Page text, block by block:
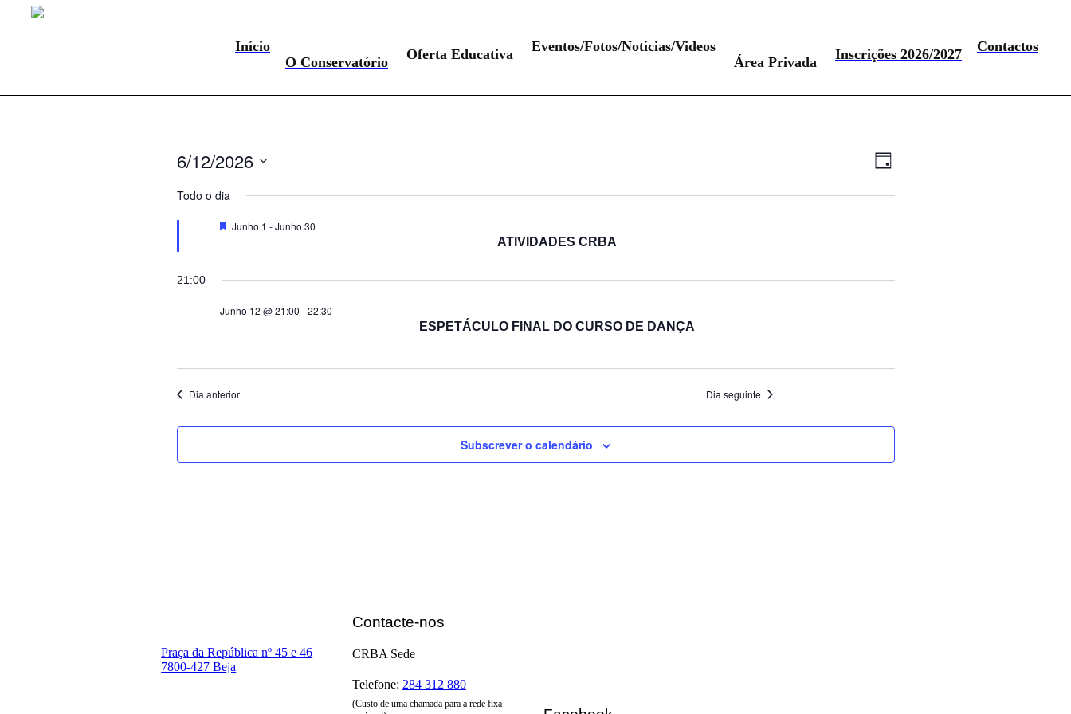
Início
O Conservatório
Oferta Educativa
Eventos/Fotos/Notícias/Videos
Área Privada
Inscrições 2026/2027 Contactos
Eventos
Junho
12,
2026
Navegação
Navegação
de
visualização
Dia
6/12/2026
a
Todo o dia
ATIVIDADES CRBA
Destaque
Junho 1 -Junho 30
21:00
ESPETÁCULO FINAL DO CURSO DE DANÇA
Junho 12 @ 21:00 -22:30
Dia anterior Dia seguinte
Subscrever o calendário
Praça da República nº 45 e 46
7800-427 Beja
Contacte-nos
CRBA Sede
Telefone: 284 312 880
(Custo de uma chamada para a rede fixa